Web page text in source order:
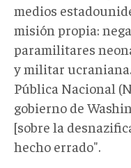
medios
misión propia:
paramilitares
y militar ucraniana.
Pública Nacional
gobierno de
[sobre la
hecho errado".